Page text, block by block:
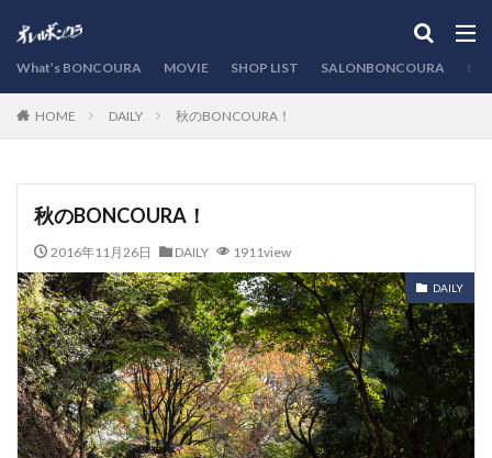
What’s BONCOURA MOVIE SHOP LIST SALONBONCOURA
HOME DAILY 秋のBONCOURA！
秋のBONCOURA！
2016年11月26日 DAILY 1911view
DAILY
カテゴリー
検索